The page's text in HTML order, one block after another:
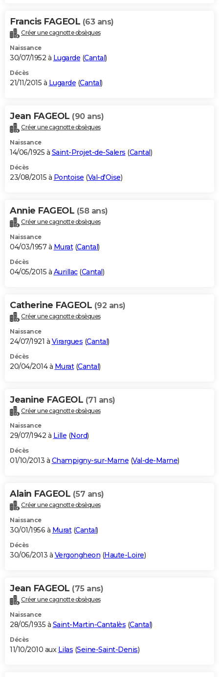
Francis FAGEOL (63 ans)
Créer une cagnotte obsèques
Naissance
30/07/1952 à Lugarde (Cantal)
Décès
21/11/2015 à Lugarde (Cantal)
Jean FAGEOL (90 ans)
Créer une cagnotte obsèques
Naissance
14/06/1925 à Saint-Projet-de-Salers (Cantal)
Décès
23/08/2015 à Pontoise (Val-d'Oise)
Annie FAGEOL (58 ans)
Créer une cagnotte obsèques
Naissance
04/03/1957 à Murat(Cantal)
Décès
04/05/2015 à Aurillac(Cantal)
Catherine FAGEOL (92 ans)
Créer une cagnotte obsèques
Naissance
24/07/1921 à Virargues (Cantal)
Décès
20/04/2014 à Murat(Cantal)
Jeanine FAGEOL (71 ans)
Créer une cagnotte obsèques
Naissance
29/07/1942 à Lille (Nord)
Décès
01/10/2013 à Champigny-sur-Marne (Val-de-Marne)
Alain FAGEOL (57 ans)
Créer une cagnotte obsèques
Naissance
30/01/1956 à Murat(Cantal)
Décès
30/06/2013 à Vergongheon (Haute-Loire)
Jean FAGEOL (75 ans)
Créer une cagnotte obsèques
Naissance
28/05/1935 à Saint-Martin-Cantalès (Cantal)
Décès
11/10/2010 aux Lilas (Seine-Saint-Denis)